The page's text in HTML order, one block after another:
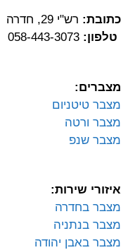
כתובת: רש"י 29, חדרה
טלפון:
מצברים:
מצבר טיטניום
מצבר ורטה
מצבר שנפ
איזורי שירות:
מצבר בחדרה
מצבר בנתניה
מצבר באבן יהודה